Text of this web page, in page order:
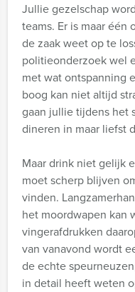
Jullie gezelschap
teams. Er is maar één
de zaak weet op te
politieonderzoek wel
met wat ontspanning
boog kan niet altijd
gaan jullie tijdens het
dineren in maar liefst
Maar drink niet gelijk
moet scherp blijven
vinden.
het moordwapen kan
vingerafdrukken
van vanavond wordt
de echte
in detail heeft weten